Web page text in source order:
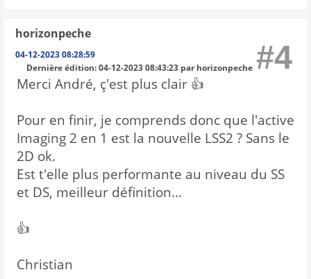
horizonpeche
04-12-2023 08:28:59 #4
Dernière édition: 04-12-2023 08:43:23 par horizonpeche
Merci André, ç'est plus clair 👍
Pour en finir, je comprends donc que l'active
Imaging 2 en 1 est la nouvelle LSS2 ? Sans le
2D ok.
Est t'elle plus performante au niveau du SS
et DS, meilleur définition...
👍
Christian